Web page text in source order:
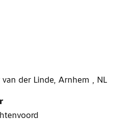
der Linde, Arnhem , NL